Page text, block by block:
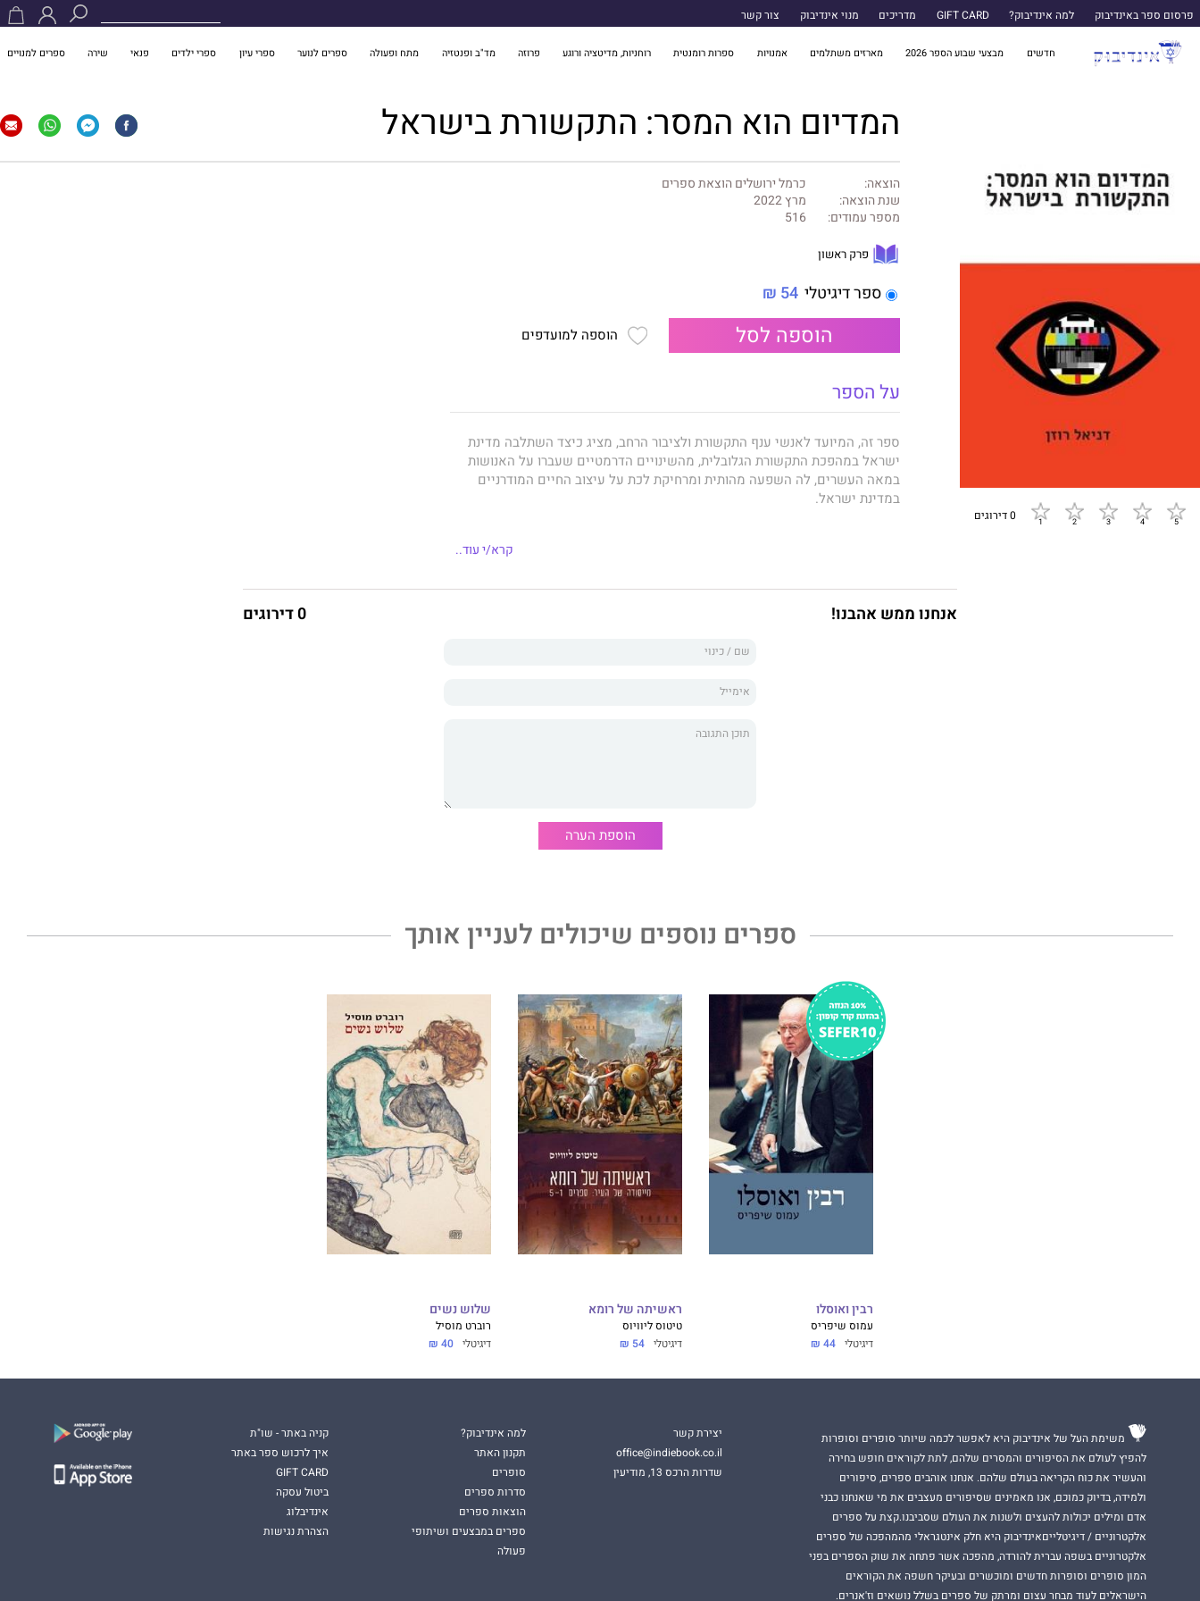
פרסום ספר באינדיבוק למה אינדיבוק? GIFT CARD מדריכים מנוי אינדיבוק צור קשר
חדשים מבצעי שבוע הספר 2026 מארזים משתלמים אמנויות ספרות רומנטית רוחניות, מדיטציה ורוגע פרוזה מד"ב ופנטזיה מתח ופעולה ספרים לנוער ספרי עיון ספרי ילדים פנאי שירה ספרים למנויים
0 דירוגים
המדיום הוא המסר: התקשורת בישראל
הוצאה:
כרמל ירושלים הוצאת ספרים
שנת הוצאה:
מרץ 2022
מספר עמודים:
516
פרק ראשון
ספר דיגיטלי 54 ₪
הוספה לסל הוספה למועדפים
על הספר
ספר זה, המיועד לאנשי ענף התקשורת ולציבור הרחב, מציג כיצד השתלבה מדינת
ישראל במהפכת התקשורת הגלובלית, מהשינויים הדרמטיים שעברו על האנושות
במאה העשרים, לה השפעה מהותית ומרחיקת לכת על עיצוב החיים המודרניים
במדינת ישראל.
הספר מתאר כיצד השינויים המבניים והליברליזציה שהממשלה הובילה במהלך
מנוף להתחדשות וצמיחה, הפרטת שירותים ממשלתיים כושלים ויצירת ענף תחרותי
התחרותי של מדינת ישראל בשוק הגלובלי.
ממובילי ענף התקשורת במשך שנים רבות.
קרא/י עוד..
אנחנו ממש אהבנו! 0 דירוגים
הוספת הערה
ספרים נוספים שיכולים לעניין אותך
רבין ואוסלו
עמוס שיפריס
דיגיטלי 44 ₪
ראשיתה של רומא
טיטוס ליוויוס
דיגיטלי 54 ₪
שלוש נשים
רוברט מוסיל
דיגיטלי 40 ₪
משימת העל של אינדיבוק היא לאפשר לכמה שיותר סופרים וסופרות
להפיץ לעולם את הסיפורים והמסרים שלהם, לתת לקוראים חופש בחירה
והעשיר את כוח הקריאה בעולם שלהם. אנחנו אוהבים ספרים, סיפורים
ולמידה, בדיוק כמוכם, אנו מאמינים שסיפורים מעצבים את מי שאנחנו כבני
אדם ומילים יכולות להעצים ולשנות את העולם שסביבנו.קצת על ספרים
אלקטרוניים / דיגיטלייםאינדיבוק היא חלק אינטגראלי מהמהפכה של ספרים
אלקטרוניים בשפה עברית להורדה, מהפכה אשר פתחה את שוק הספרים בפני
המון סופרים וסופרות חדשים ומוכשרים ובעיקר חשפה את הקוראים
הישראלים לעוד מבחר עצום ומרתק של ספרים בשלל נושאים וז'אנרים.
יצירת קשר
office@indiebook.co.il
שדרות הרכס 13, מודיעין
למה אינדיבוק?
תקנון האתר
סופרים
סדרות ספרים
הוצאות ספרים
ספרים במבצעים ושיתופי
פעולה
קניה באתר - שו"ת
איך לרכוש ספר באתר
GIFT CARD
ביטול עסקה
אינדיבלוג
הצהרת נגישות